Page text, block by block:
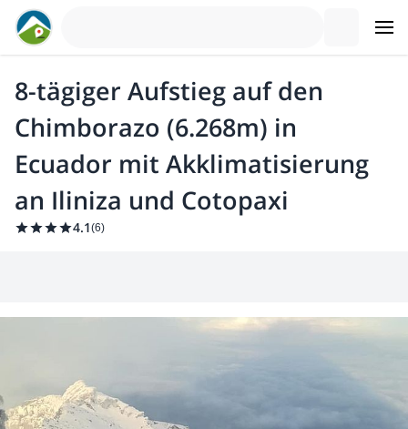
8-tägiger Aufstieg auf den
Chimborazo (6.268m) in
Ecuador mit Akklimatisierung
an Iliniza und Cotopaxi
4.1(6)